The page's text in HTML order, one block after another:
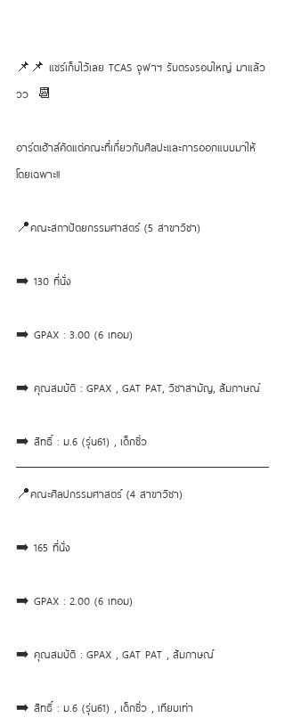
📌📌 แชร์เก็บไว้เลย TCAS จุฬาฯ รับตรงรอบใหญ่ มาแล้ว
วว  📆
อาร์ตเฮ้าส์คัดแต่คณะที่เกี่ยวกับศิลปะและการออกแบบมาให้
โดยเฉพาะ!!
📍คณะสถาปัตยกรรมศาสตร์ (5 สาขาวิชา)
➡️ 130 ที่นั่ง
➡️ GPAX : 3.00 (6 เทอม)
➡️ คุณสมบัติ : GPAX , GAT PAT, วิชาสามัญ, สัมภาษณ์
➡️ สิทธิ์ : ม.6 (รุ่น61) , เด็กซิ่ว
📍คณะศิลปกรรมศาสตร์ (4 สาขาวิชา)
➡️ 165 ที่นั่ง
➡️ GPAX : 2.00 (6 เทอม)
➡️ คุณสมบัติ : GPAX , GAT PAT , สัมภาษณ์
➡️ สิทธิ์ : ม.6 (รุ่น61) , เด็กซิ่ว , เทียบเท่า